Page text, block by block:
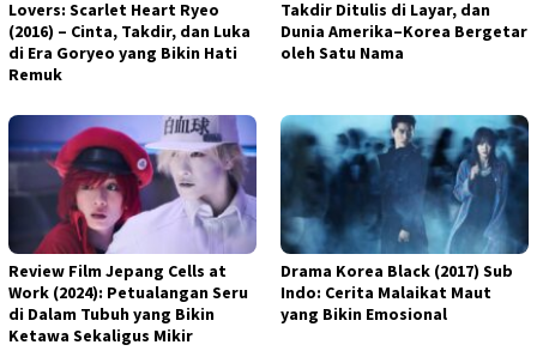
Lovers: Scarlet Heart Ryeo
(2016) – Cinta, Takdir, dan Luka
di Era Goryeo yang Bikin Hati
Remuk
Takdir Ditulis di Layar, dan
Dunia Amerika–Korea Bergetar
oleh Satu Nama
Review Film Jepang Cells at
Work (2024): Petualangan Seru
di Dalam Tubuh yang Bikin
Ketawa Sekaligus Mikir
Drama Korea Black (2017) Sub
Indo: Cerita Malaikat Maut
yang Bikin Emosional